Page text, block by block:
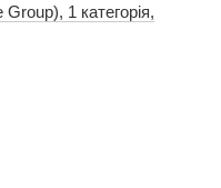
1 категорія,